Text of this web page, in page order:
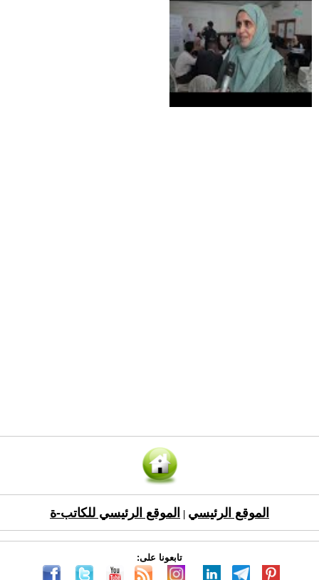
الموقع الرئيسي الموقع الرئيسي للكاتب-ة
تابعونا على: